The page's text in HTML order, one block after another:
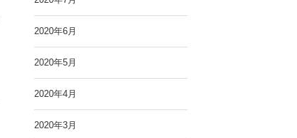
2020年6月
2020年5月
2020年4月
2020年3月